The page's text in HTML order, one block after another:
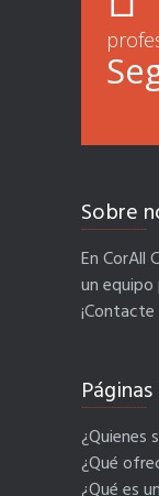
Sobre
En CorAll
un
¿Quienes
¿Qué
¿Qué es